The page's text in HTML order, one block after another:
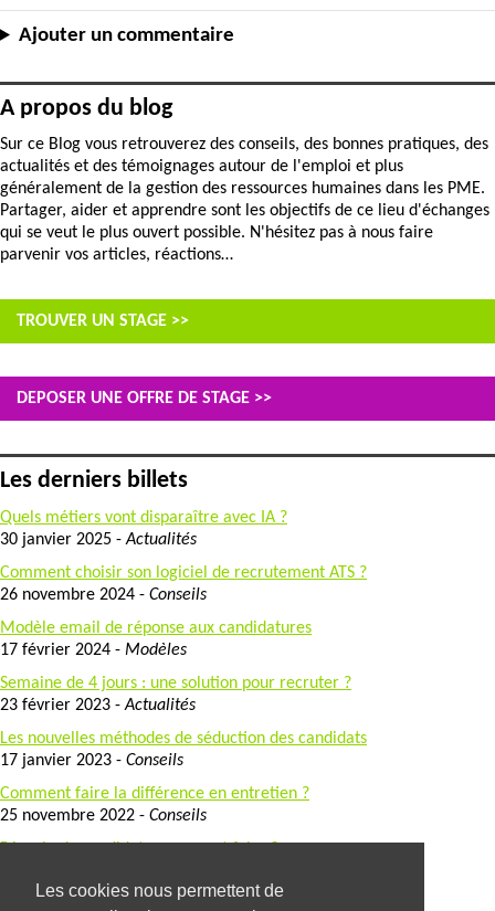
Les cookies nous permettent de
Ajouter un commentaire
A propos du blog
Sur ce Blog vous retrouverez des conseils, des bonnes pratiques, des
actualités et des témoignages autour de l'emploi et plus
généralement de la gestion des ressources humaines dans les PME.
Partager, aider et apprendre sont les objectifs de ce lieu d'échanges
qui se veut le plus ouvert possible. N'hésitez pas à nous faire
parvenir vos articles, réactions…
TROUVER UN STAGE >>
DEPOSER UNE OFFRE DE STAGE >>
Les derniers billets
Quels métiers vont disparaître avec IA ?
30 janvier 2025 -Actualités
Comment choisir son logiciel de recrutement ATS ?
26 novembre 2024 - Conseils
Modèle email de réponse aux candidatures
17 février 2024 - Modèles
Semaine de 4 jours : une solution pour recruter ?
23 février 2023 -Actualités
Les nouvelles méthodes de séduction des candidats
17 janvier 2023 - Conseils
Comment faire la différence en entretien ?
25 novembre 2022 - Conseils
Pénurie de candidats, comment faire ?
L'anglais un atout dans le tourisme